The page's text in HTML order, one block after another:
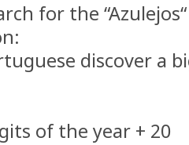
for the
discover a
of the year + 20